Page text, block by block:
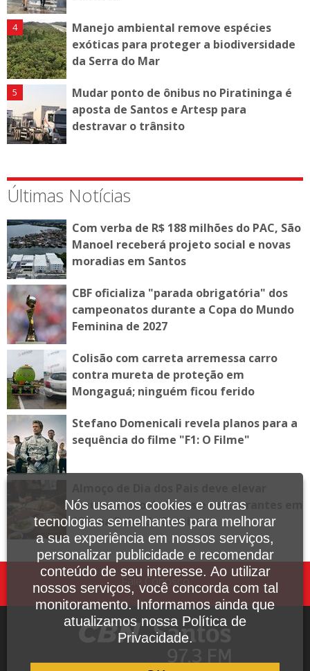
Manejo ambiental remove espécies
exóticas para proteger a biodiversidade
da Serra do Mar
Mudar ponto de ônibus no Piratininga é
aposta de Santos e Artesp para
destravar o trânsito
Últimas Notícias
Com verba de R$ 188 milhões do PAC, São
Manoel receberá projeto social e novas
moradias em Santos
CBF oficializa "parada obrigatória" dos
campeonatos durante a Copa do Mundo
Feminina de 2027
Colisão com carreta arremessa carro
contra mureta de proteção em
Mongaguá; ninguém ficou ferido
Stefano Domenicali revela planos para a
sequência do filme "F1: O Filme"
faturamento de bares e restaurantes em
10% na Baixada Santista
Fale Conosco
Nós usamos cookies e outras
tecnologias semelhantes para melhorar
a sua experiência em nossos serviços,
personalizar publicidade e recomendar
conteúdo de seu interesse. Ao utilizar
nossos serviços, você concorda com tal
monitoramento. Informamos ainda que
atualizamos nossa Política de
Privacidade.